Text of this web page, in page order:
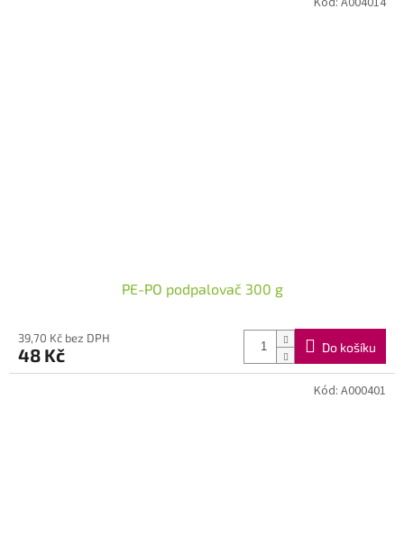
PE-PO podpalovač 300 g
39,70 Kč bez DPH
48 Kč Do košíku
Kód: A000401